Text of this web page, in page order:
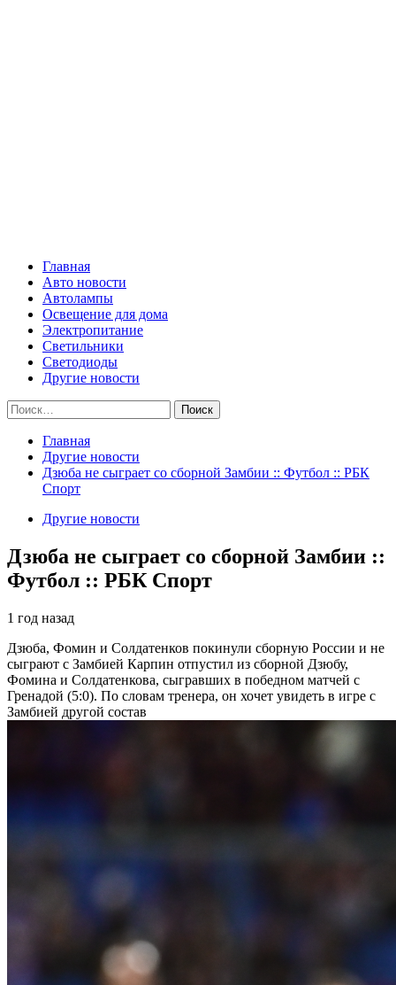
Главная
Авто новости
Автолампы
Освещение для дома
Электропитание
Светильники
Светодиоды
Другие новости
Найти:
Главная
Другие новости
Дзюба не сыграет со сборной Замбии :: Футбол :: РБК
Спорт
Другие новости
Дзюба не сыграет со сборной Замбии ::
Футбол :: РБК Спорт
1 год назад
Дзюба, Фомин и Солдатенков покинули сборную России и не
сыграют с Замбией Карпин отпустил из сборной Дзюбу,
Фомина и Солдатенкова, сыгравших в победном матчей с
Гренадой (5:0). По словам тренера, он хочет увидеть в игре с
Замбией другой состав